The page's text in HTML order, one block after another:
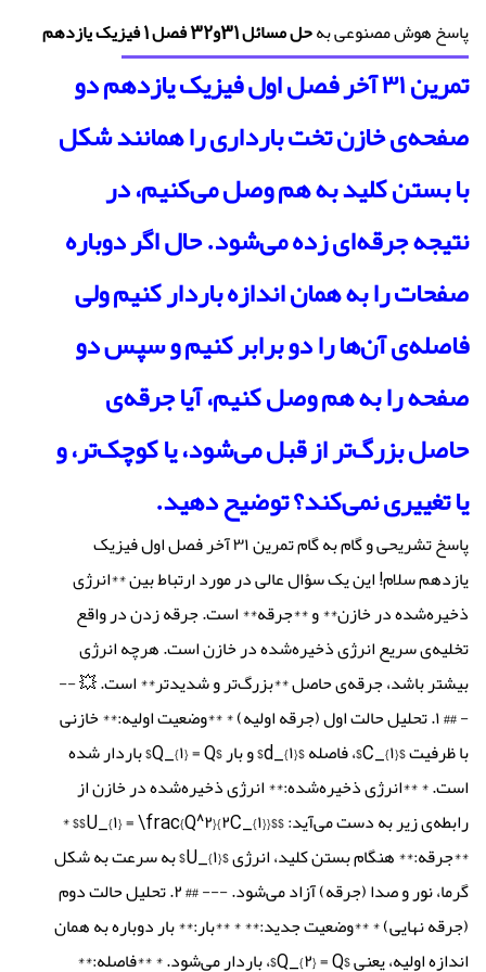
پاسخ هوش مصنوعی بهحل مسائل 31و32 فصل 1 فیزیک یازدهم
تمرین ۳۱ آخر فصل اول فیزیک یازدهم دو
صفحه‌ی خازن تخت بارداری را همانند شکل
با بستن کلید به هم وصل می‌کنیم، در
نتیجه جرقه‌ای زده می‌شود. حال اگر دوباره
صفحات را به همان اندازه باردار کنیم ولی
فاصله‌ی آن‌ها را دو برابر کنیم و سپس دو
صفحه را به هم وصل کنیم، آیا جرقه‌ی
حاصل بزرگ‌تر از قبل می‌شود، یا کوچک‌تر، و
یا تغییری نمی‌کند؟ توضیح دهید.
پاسخ تشریحی و گام به گام تمرین ۳۱ آخر فصل اول فیزیک
یازدهم سلام! این یک سؤال عالی در مورد ارتباط بین **انرژی
ذخیره‌شده در خازن** و **جرقه** است. جرقه زدن در واقع
تخلیه‌ی سریع انرژی ذخیره‌شده در خازن است. هرچه انرژی
بیشتر باشد، جرقه‌ی حاصل **بزرگ‌تر و شدیدتر** است. 💥 --
- ## ۱. تحلیل حالت اول (جرقه اولیه) * **وضعیت اولیه:** خازنی
با ظرفیت $C_{۱}$، فاصله $d_{۱}$ و بار $Q_{۱} = Q$ باردار شده
است. * **انرژی ذخیره‌شده:** انرژی ذخیره‌شده در خازن از
رابطه‌ی زیر به دست می‌آید: $$U_{۱} = \frac{Q^۲}{۲C_{۱}}$$ *
**جرقه:** هنگام بستن کلید، انرژی $U_{۱}$ به سرعت به شکل
گرما، نور و صدا (جرقه) آزاد می‌شود. --- ## ۲. تحلیل حالت دوم
(جرقه نهایی) * **وضعیت جدید:** * **بار:** بار دوباره به همان
اندازه اولیه، یعنی $Q_{۲} = Q$، باردار می‌شود. * **فاصله:**